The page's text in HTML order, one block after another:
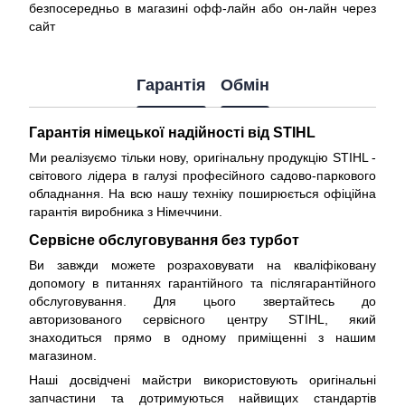
безпосередньо в магазині офф-лайн або он-лайн через
сайт
Гарантія Обмін
Гарантія німецької надійності від STIHL
Ми реалізуємо тільки нову, оригінальну продукцію STIHL -
світового лідера в галузі професійного садово-паркового
обладнання. На всю нашу техніку поширюється офіційна
гарантія виробника з Німеччини
Сервісне обслуговування без турбот
Ви завжди можете розраховувати на кваліфіковану
допомогу в питаннях гарантійного та післягарантійного
обслуговування. Для цього звертайтесь до
авторизованого сервісного центру STIHL, який
знаходиться прямо в одному приміщенні з нашим
магазином.
Наші досвідчені майстри використовують оригінальні
запчастини та дотримуються найвищих стандартів